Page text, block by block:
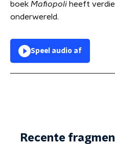
boek Mafiopoli heeft
onderwereld.
Speel audio af
Recente